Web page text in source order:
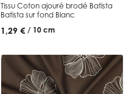
Tissu Coton ajouré brodé Batista
Batista sur fond Blanc
1,29 € / 10 cm